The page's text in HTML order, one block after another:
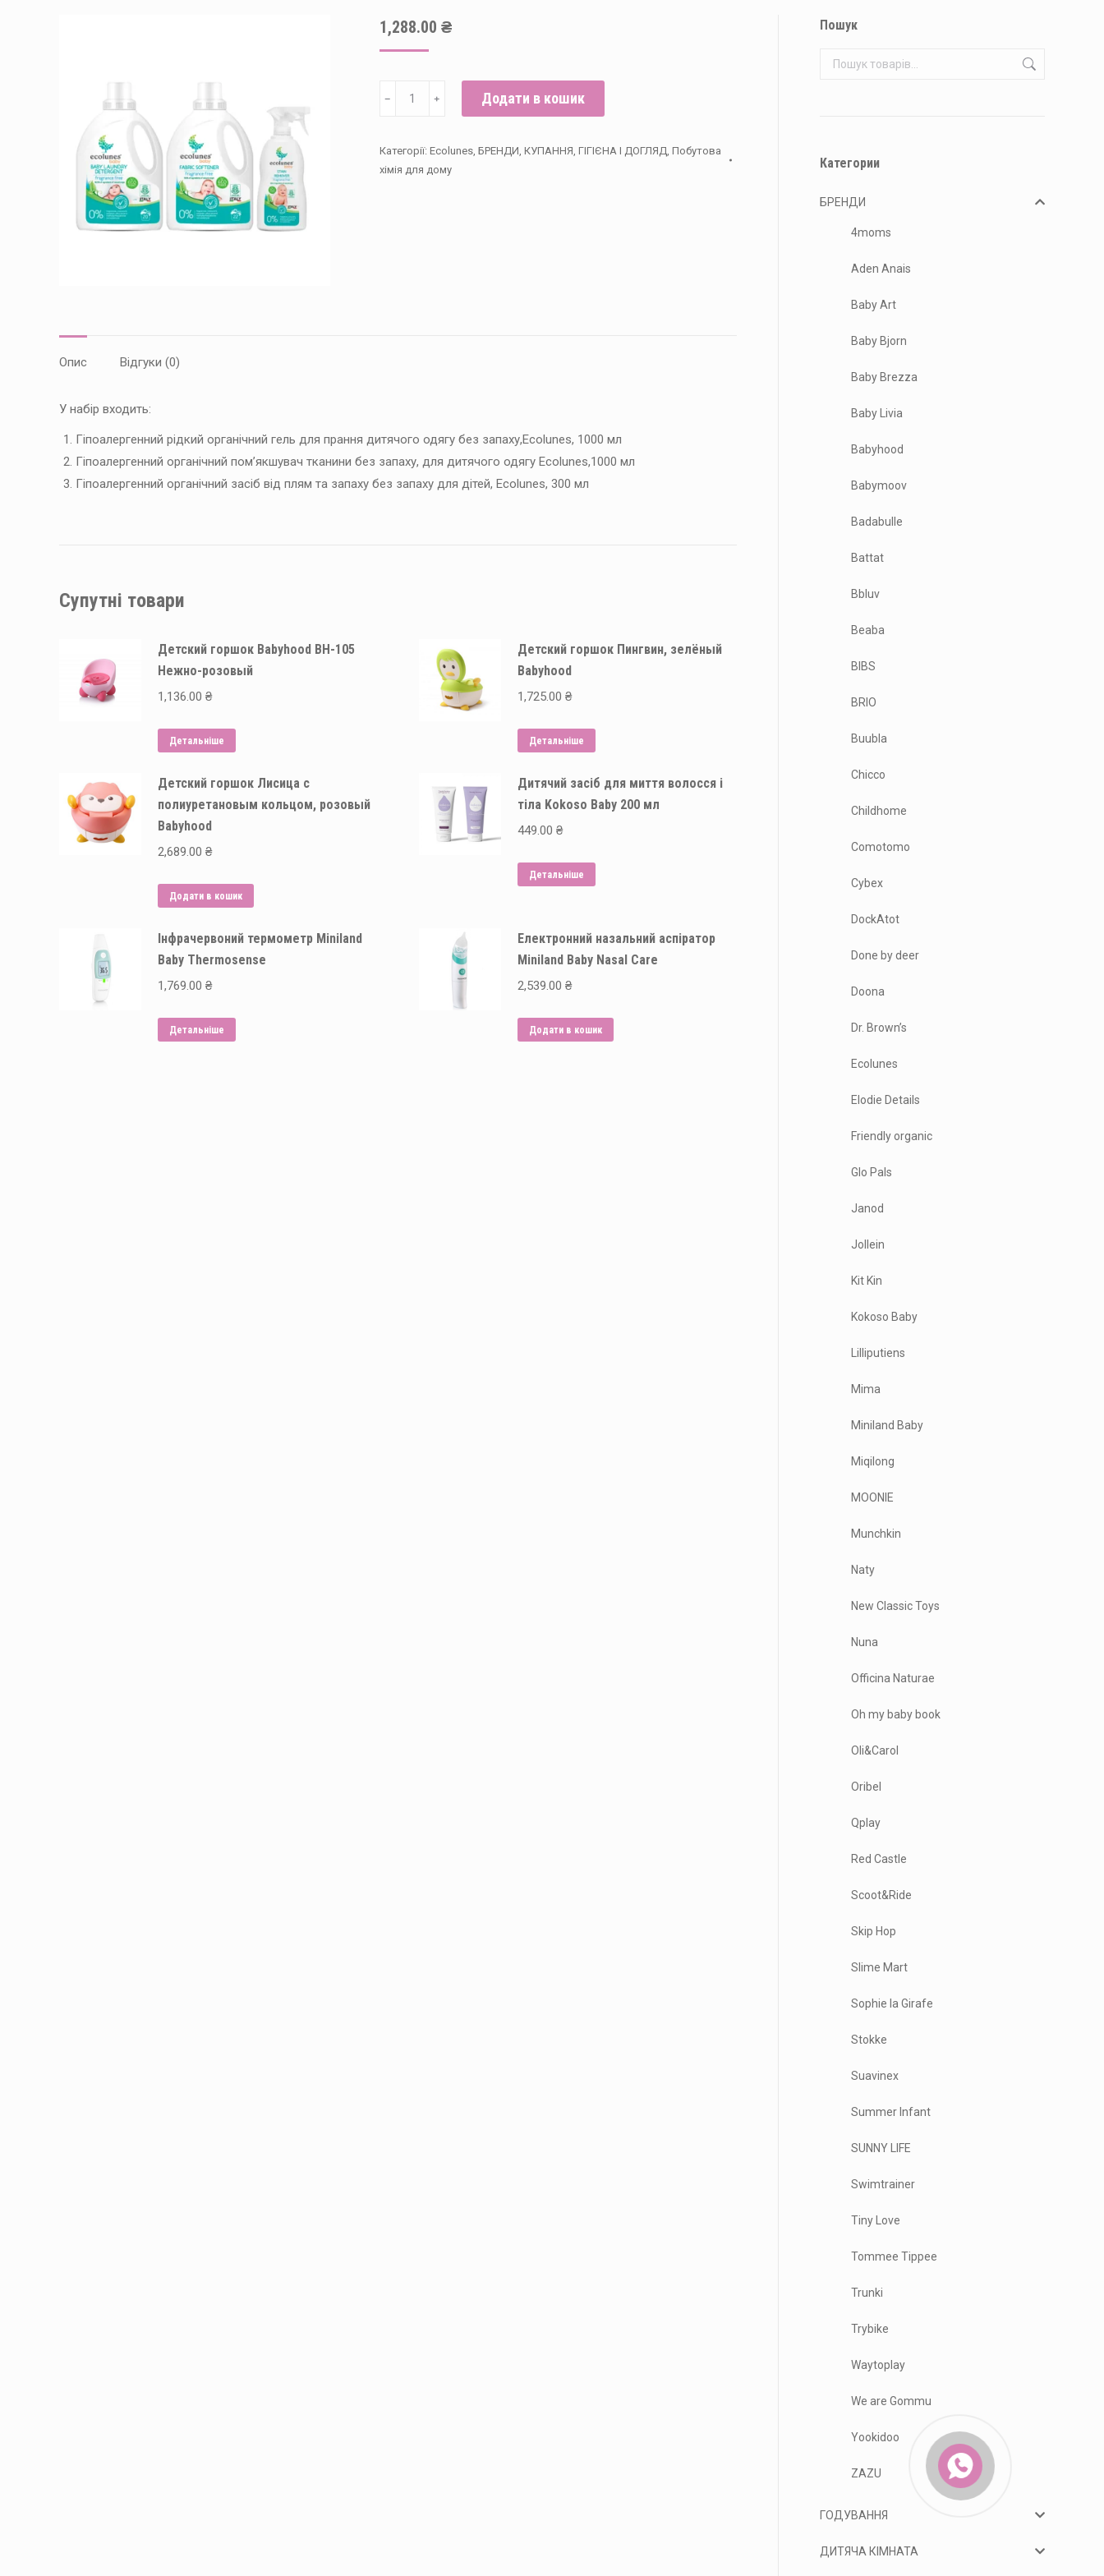
1,288.00 ₴
Економ
прання
дитячого
﹣ ﹢ Додати в кошик
Категорії: Ecolunes, БРЕНДИ, КУПАННЯ, ГІГІЄНА І ДОГЛЯД, Побутова
хімія для дому
Опис Відгуки (0)
У набір входить:
Гіпоалергенний рідкий органічний гель для прання дитячого одягу без запаху,Ecolunes, 1000 мл
Гіпоалергенний органічний пом’якшувач тканини без запаху, для дитячого одягу Ecolunes,1000 мл
Гіпоалергенний органічний засіб від плям та запаху без запаху для дітей, Ecolunes, 300 мл
Супутні товари
Детский горшок Babyhood BH-105
Нежно-розовый
1,136.00 ₴
Детальніше
Детский горшок Пингвин, зелёный
Babyhood
1,725.00 ₴
Детальніше
Детский горшок Лисица с
полиуретановым кольцом, розовый
Babyhood
2,689.00 ₴
Додати в кошик
Дитячий засіб для миття волосся і
тіла Kokoso Baby 200 мл
449.00 ₴
Детальніше
Інфрачервоний термометр Miniland
Baby Thermosense
1,769.00 ₴
Детальніше
Електронний назальний аспіратор
Miniland Baby Nasal Сare
2,539.00 ₴
Додати в кошик
Пошук
Категории
БРЕНДИ
4moms
Aden Anais
Baby Art
Baby Bjorn
Baby Brezza
Baby Livia
Babyhood
Babymoov
Badabulle
Battat
Bbluv
Beaba
BIBS
BRIO
Buubla
Chicco
Childhome
Comotomo
Cybex
DockAtot
Done by deer
Doona
Dr. Brown’s
Ecolunes
Elodie Details
Friendly organic
Glo Pals
Janod
Jollein
Kit Kin
Kokoso Baby
Lilliputiens
Mima
Miniland Baby
Miqilong
MOONIE
Munchkin
Naty
New Classic Toys
Nuna
Officina Naturae
Oh my baby book
Oli&Carol
Oribel
Qplay
Red Castle
Scoot&Ride
Skip Hop
Slime Mart
Sophie la Girafe
Stokke
Suavinex
Summer Infant
SUNNY LIFE
Swimtrainer
Tiny Love
Tommee Tippee
Trunki
Trybike
Waytoplay
We are Gommu
Yookidoo
ZAZU
ГОДУВАННЯ
ДИТЯЧА КІМНАТА